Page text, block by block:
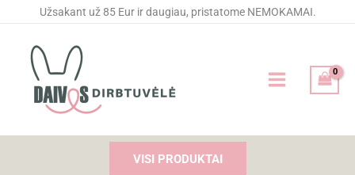
Užsakant už 85 Eur ir daugiau, pristatome NEMOKAMAI.
VISI PRODUKTAI